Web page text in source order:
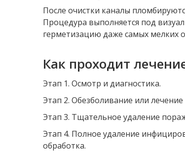
После очистки каналы
Процедура выполняется под
герметизацию даже самых мелких
Как проходит
Этап 1. Осмотр и диагностика.
Этап 2. Обезболивание или лечение
Этап 3. Тщательное удаление
Этап 4. Полное удаление
обработка.